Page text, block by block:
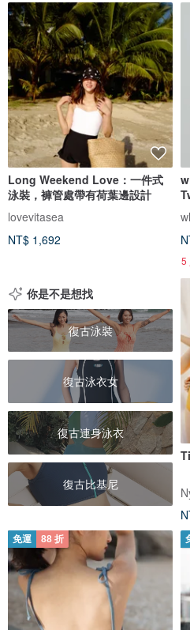
Long Weekend Love：一件式
泳裝，褲管處帶有荷葉邊設計
lovevitasea
NT$ 1,692
5
你是不是想找
復古泳裝
復古泳衣女
復古連身泳衣
復古比基尼
免運 88 折